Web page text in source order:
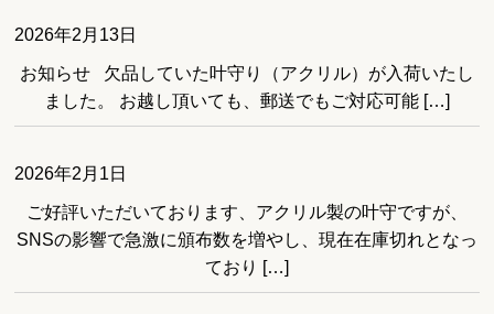
2026年2月13日
お知らせ 欠品していた叶守り（アクリル）が入荷いたし
ました。 お越し頂いても、郵送でもご対応可能 […]
2026年2月1日
ご好評いただいております、アクリル製の叶守ですが、
SNSの影響で急激に頒布数を増やし、現在在庫切れとなっ
ており […]